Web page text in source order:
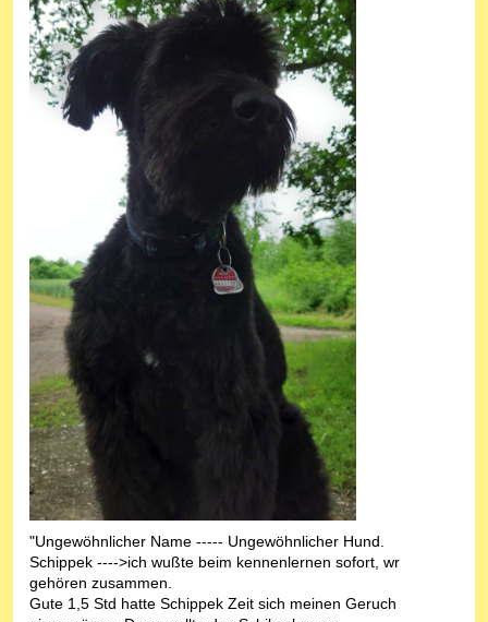
"Ungewöhnlicher Name ----- Ungewöhnlicher Hund.
Schippek ---->ich wußte beim kennenlernen sofort, wr
gehören zusammen.
Gute 1,5 Std hatte Schippek Zeit sich meinen Geruch